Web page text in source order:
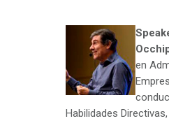
en
Habilidades